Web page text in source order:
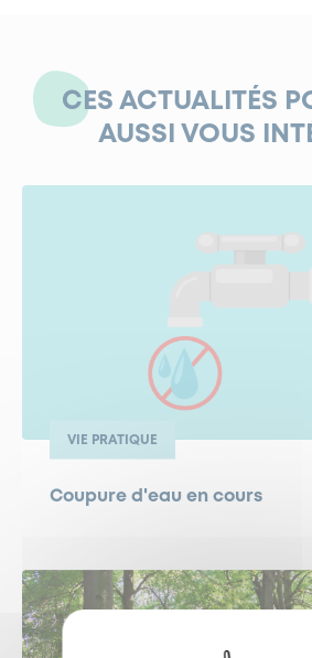
CES ACTUALITÉS
AUSSI VOUS
VIE PRATIQUE
Coupure d'eau en cours